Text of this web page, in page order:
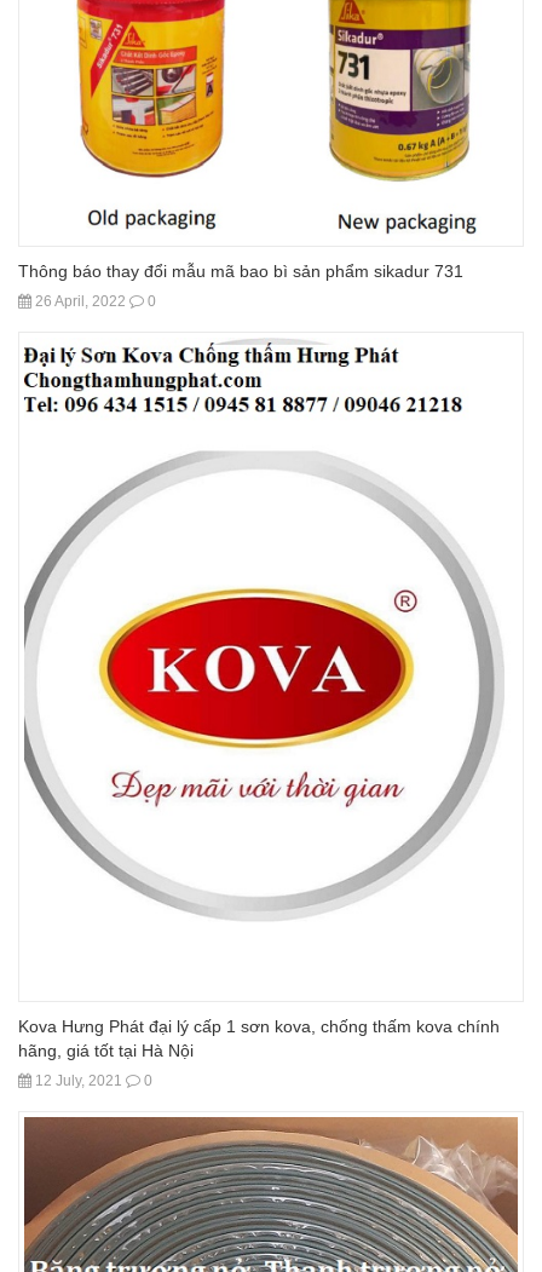
Thông báo thay đổi mẫu mã bao bì sản phẩm sikadur 731
26 April, 2022 0
Kova Hưng Phát đại lý cấp 1 sơn kova, chống thấm kova chính
hãng, giá tốt tại Hà Nội
12 July, 2021 0